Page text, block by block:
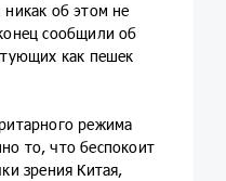
никак об этом не
сообщили об
как пешек
режима
то, что беспокоит
зрения Китая,